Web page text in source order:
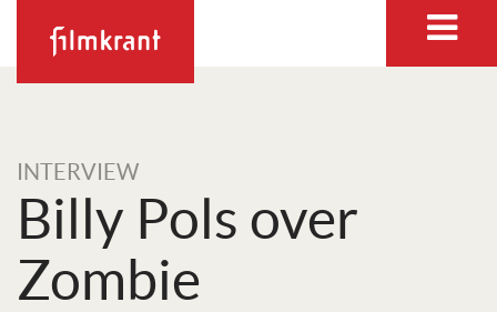
INTERVIEW
Billy Pols over
Zombie